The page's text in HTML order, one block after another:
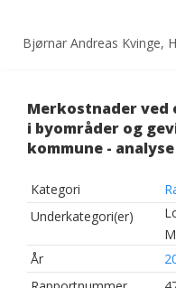
Bjørnar Andreas Kvinge,
Merkostnader
i byområder og
kommune - analyse
Kategori
Underkategori(er)
År